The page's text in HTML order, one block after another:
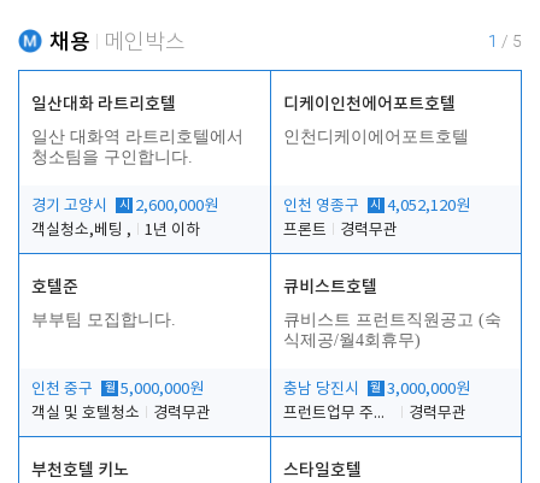
채용 메인박스 1 / 5
일산대화 라트리호텔
일산 대화역 라트리호텔에서
청소팀을 구인합니다.
경기 고양시 시
2,600,000원
객실청소,베팅 ,
1년 이하
디케이인천에어포트호텔
인천디케이에어포트호텔
인천 영종구 시
4,052,120원
프론트
경력무관
호텔준
부부팀 모집합니다.
인천 중구 월 5,000,000원
객실 및 호텔청소
경력무관
큐비스트호텔
큐비스트 프런트직원공고 (숙
식제공/월4회휴무)
충남 당진시 월 3,000,000원
프런트업무 주간, 야간
경력무관
부천호텔 키노 스타일호텔